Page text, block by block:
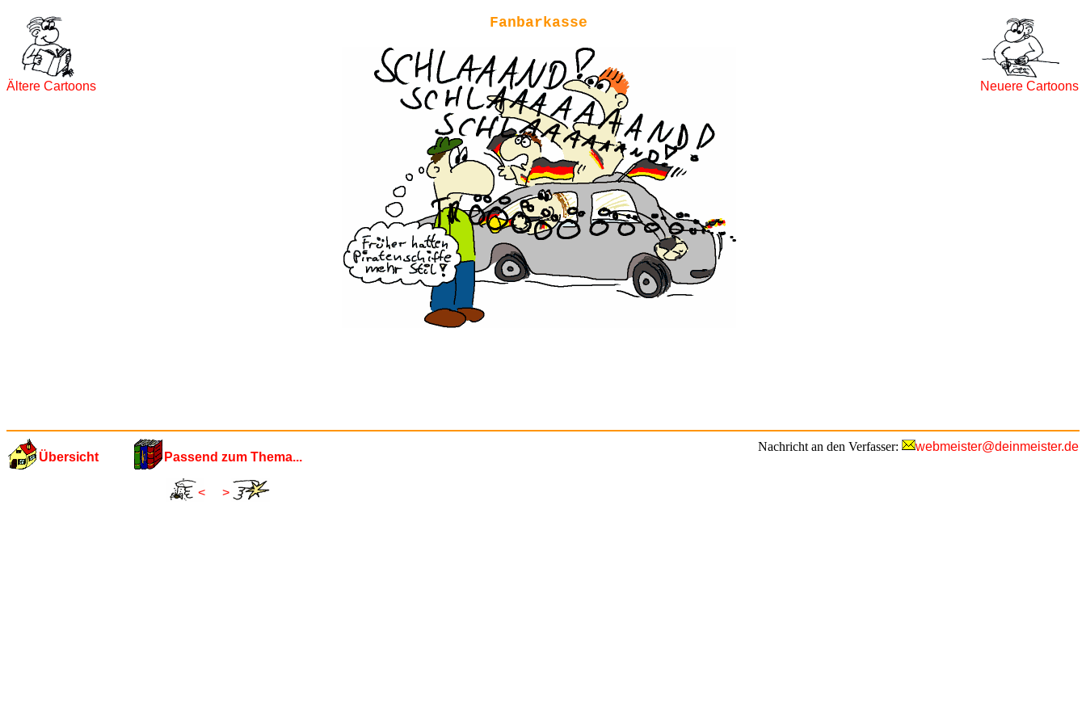
Ältere Cartoons Neuere Cartoons
Fanbarkasse
Nachricht an den Verfasser: webmeister@deinmeister.de
Übersicht Passend zum Thema...
< >